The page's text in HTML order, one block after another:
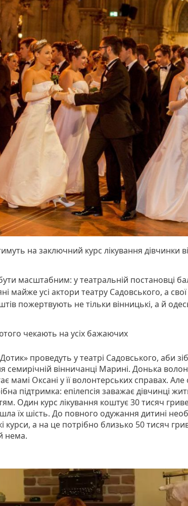
на заключний курс лікування дівчинки
масштабним: у театральній постановці
майже усі актори театру Садовського, а
пожертвують не тільки вінницькі, а й
чекають на усіх бажаючих
проведуть у театрі Садовського, аби
семирічній вінничанці Марині. Донька
мамі Оксані у її волонтерських справах. Але
підтримка: епілепсія заважає дівчинці
Один курс лікування коштує 30 тисяч
їх шість. До повного одужання дитині
курси, а на це потрібно близько 50 тисяч
нема.